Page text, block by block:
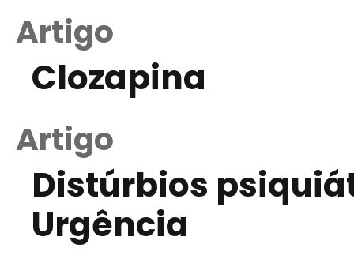
Artigo
Clozapina
Artigo
Distúrbios
Urgência